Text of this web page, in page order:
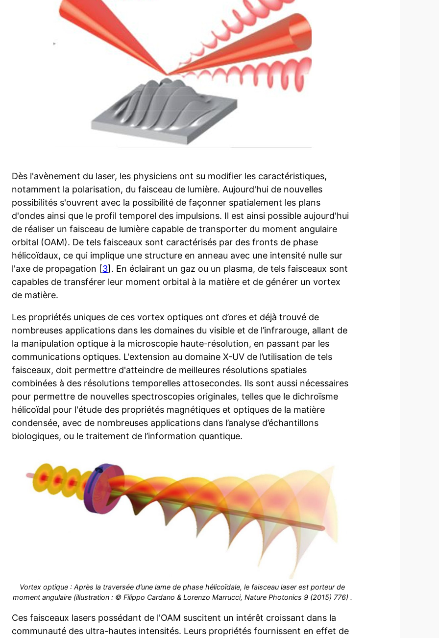
Dès l'avènement du laser, les physiciens ont su modifier les caractéristiques,
notamment la polarisation, du faisceau de lumière. Aujourd'hui de nouvelles
possibilités s'ouvrent avec la possibilité de façonner spatialement les plans
d'ondes ainsi que le profil temporel des impulsions. Il est ainsi possible aujourd'hui
de réaliser un faisceau de lumière capable de transporter du moment angulaire
orbital (OAM). De tels faisceaux sont caractérisés par des fronts de phase
hélicoïdaux, ce qui implique une structure en anneau avec une intensité nulle sur
l'axe de propagation [3]. En éclairant un gaz ou un plasma, de tels faisceaux sont
capables de transférer leur moment orbital à la matière et de générer un vortex
de matière.
Les propriétés uniques de ces vortex optiques ont d’ores et déjà trouvé de
nombreuses applications dans les domaines du visible et de l’infrarouge, allant de
la manipulation optique à la microscopie haute-résolution, en passant par les
communications optiques. L'extension au domaine X-UV de l’utilisation de tels
faisceaux, doit permettre d'atteindre de meilleures résolutions spatiales
combinées à des résolutions temporelles attosecondes. Ils sont aussi nécessaires
pour permettre de nouvelles spectroscopies originales, telles que le dichroïsme
hélicoïdal pour l'étude des propriétés magnétiques et optiques de la matière
condensée, avec de nombreuses applications dans l’analyse d’échantillons
biologiques, ou le traitement de l’information quantique.
Vortex optique : Après la traversée d’une lame de phase hélicoïdale, le faisceau laser est porteur de
moment angulaire (illustration : © Filippo Cardano & Lorenzo Marrucci, Nature Photonics 9 (2015) 776) .
Ces faisceaux lasers possédant de l'OAM suscitent un intérêt croissant dans la
communauté des ultra-hautes intensités. Leurs propriétés fournissent en effet de